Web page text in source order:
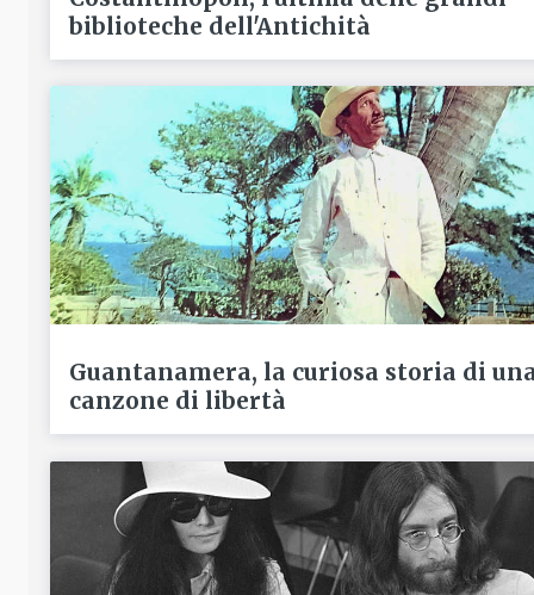
biblioteche dell'Antichità
Guantanamera, la curiosa storia di
canzone di libertà